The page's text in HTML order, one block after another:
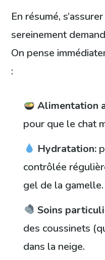
En résumé,
sereinement
On pense
:
Alimentation
pour que le chat
Hydratation:
contrôlée
gel de la gamelle.
Soins
des coussinets
dans la neige.